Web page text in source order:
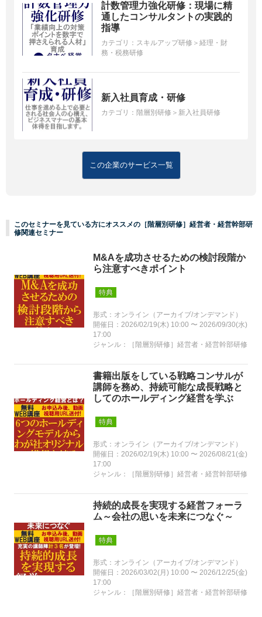
計数管理力強化研修：現場に精
通したコンサルタントの実践的
指導
カテゴリ： スキルアップ研修＞経理・財
務・税務研修
新入社員育成・研修
カテゴリ： 階層別研修＞新入社員研修
この企業のサービス一覧
このセミナーを見ている方にオススメの［階層別研修］経営者・経営幹部研
修関連セミナー
M&Aを成功させるための検討段階か
ら注意すべきポイント
特典
形式：オンライン（アーカイブ/オンデマンド）
開催日：2026/02/19(木) 10:00 〜 2026/09/30(水)
17:00
ジャンル：［階層別研修］経営者・経営幹部研修
書籍出版をしている戦略コンサルが
講師を務め、持続可能な成長戦略と
してのホールディング経営を学ぶ
特典
形式：オンライン（アーカイブ/オンデマンド）
開催日：2026/02/19(木) 10:00 〜 2026/08/21(金)
17:00
ジャンル：［階層別研修］経営者・経営幹部研修
持続的成長を実現する経営フォーラ
ム～会社の思いを未来につなぐ～
特典
形式：オンライン（アーカイブ/オンデマンド）
開催日：2026/03/02(月) 10:00 〜 2026/12/25(金)
17:00
ジャンル：［階層別研修］経営者・経営幹部研修